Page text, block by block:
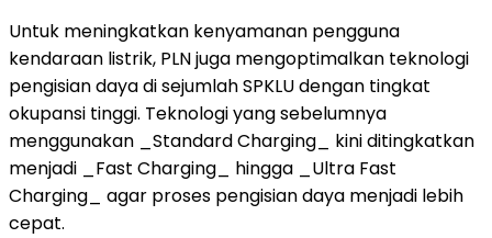
Untuk meningkatkan kenyamanan pengguna
kendaraan listrik, PLN juga mengoptimalkan teknologi
pengisian daya di sejumlah SPKLU dengan tingkat
okupansi tinggi. Teknologi yang sebelumnya
menggunakan _Standard Charging_ kini ditingkatkan
menjadi _Fast Charging_ hingga _Ultra Fast
Charging_ agar proses pengisian daya menjadi lebih
cepat.